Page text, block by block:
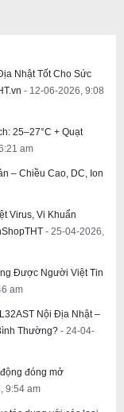
Nhật Tốt Cho Sức
- 12-06-2026, 9:08
25–27°C + Quạt
am
– Chiều Cao, DC, Ion
Virus, Vi Khuẩn
- 25-04-2026,
Được Người Việt Tin
am
Nội Địa Nhật –
Thường? - 24-04-
đóng mở
9:54 am